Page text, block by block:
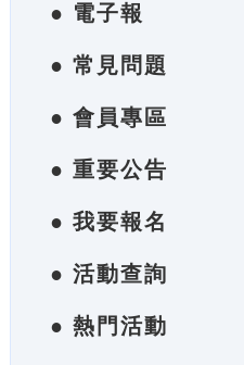
● 電子報
● 常見問題
● 會員專區
● 重要公告
● 我要報名
● 活動查詢
● 熱門活動